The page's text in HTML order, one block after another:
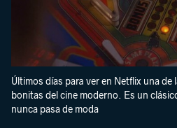
Últimos días para ver en Netflix una de
bonitas del cine moderno. Es un
nunca pasa de moda